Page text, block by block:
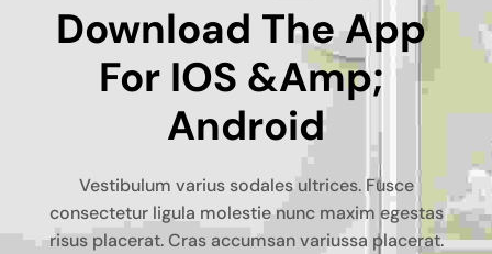
Download The App
For IOS &amp;
Android
Vestibulum varius sodales ultrices. Fusce
consectetur ligula molestie nunc maxim egestas
risus placerat. Cras accumsan variussa placerat.